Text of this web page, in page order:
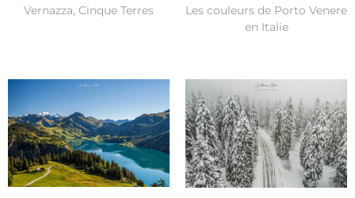
Vernazza, Cinque Terres
Les couleurs de Porto Venere
en Italie